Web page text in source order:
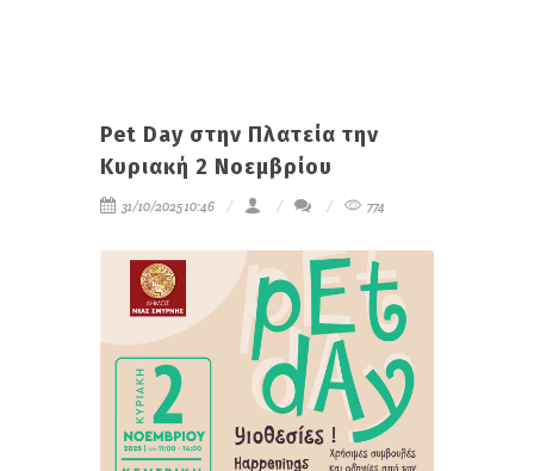
Pet Day στην Πλατεία την
Κυριακή 2 Νοεμβρίου
31/10/2025 10:46 774